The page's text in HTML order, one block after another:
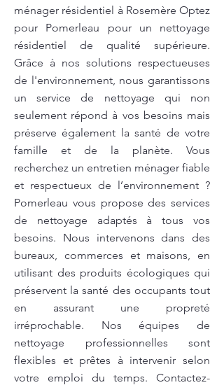
ménager résidentiel à Rosemère Optez
pour Pomerleau pour un nettoyage
résidentiel de qualité supérieure.
Grâce à nos solutions respectueuses
de l'environnement, nous garantissons
un service de nettoyage qui non
seulement répond à vos besoins mais
préserve également la santé de votre
famille et de la planète. Vous
recherchez un entretien ménager fiable
et respectueux de l’environnement ?
Pomerleau vous propose des services
de nettoyage adaptés à tous vos
besoins. Nous intervenons dans des
bureaux, commerces et maisons, en
utilisant des produits écologiques qui
préservent la santé des occupants tout
en assurant une propreté
irréprochable. Nos équipes de
nettoyage professionnelles sont
flexibles et prêtes à intervenir selon
votre emploi du temps. Contactez-